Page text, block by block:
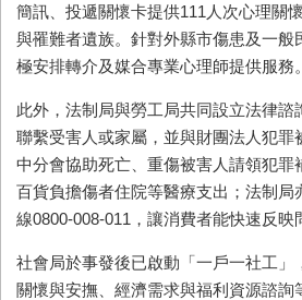
簡訊、投遞關懷卡提供111人次心理關
與罹難者遺族。針對外縣市傷患及一般
極安排轉介及媒合專業心理師提供服務。
此外，法制局與勞工局共同設立法律諮
聯繫受害人或家屬，並與財團法人犯罪
中分會協助死亡、重傷被害人請領犯罪
百貨負擔傷者住院等醫療支出；法制局
線0800-008-011，讓消費者能快速反映
社會局於事發後已啟動「一戶一社工」
關懷與安撫、經濟需求與福利資源諮詢